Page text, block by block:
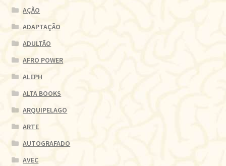
AÇÃO
ADAPTAÇÃO
ADULTÃO
AFRO POWER
ALEPH
ALTA BOOKS
ARQUIPELAGO
ARTE
AUTOGRAFADO
AVEC